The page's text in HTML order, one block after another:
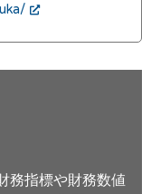
務指標や財務数値